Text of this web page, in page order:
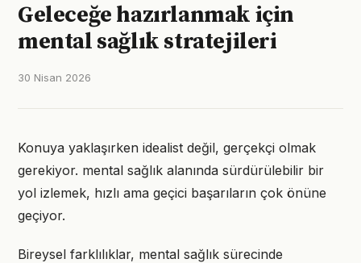
Geleceğe hazırlanmak için
mental sağlık stratejileri
30 Nisan 2026
Konuya yaklaşırken idealist değil, gerçekçi olmak
gerekiyor. mental sağlık alanında sürdürülebilir bir
yol izlemek, hızlı ama geçici başarıların çok önüne
geçiyor.
Bireysel farklılıklar, mental sağlık sürecinde